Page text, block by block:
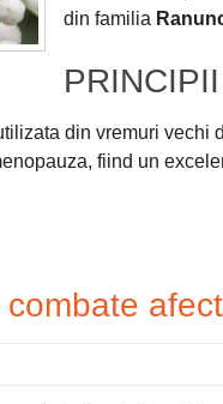
din familia
din vremuri vechi
fiind un